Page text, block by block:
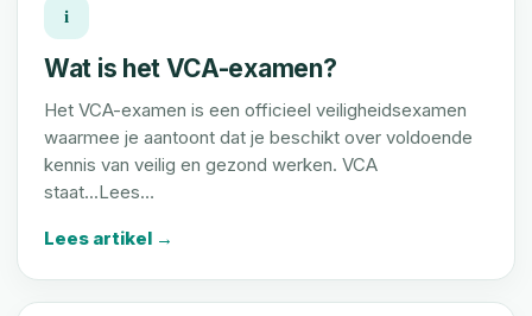
i
Wat is het VCA-examen?
Het VCA-examen is een officieel veiligheidsexamen
waarmee je aantoont dat je beschikt over voldoende
kennis van veilig en gezond werken. VCA
staat...Lees…
Lees artikel →